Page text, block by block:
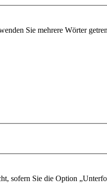
Sie mehrere Wörter
sofern Sie die Option